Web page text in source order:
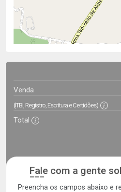
Venda
(ITBI, Registro, Escritura e Certidões)
Total
Fale com a gente
Preencha os campos abaixo e